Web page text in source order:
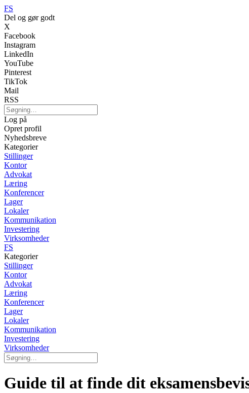
FS
Del og gør godt
X
Facebook
Instagram
LinkedIn
YouTube
Pinterest
TikTok
Mail
RSS
Log på
Opret profil
Nyhedsbreve
Kategorier
Stillinger
Kontor
Advokat
Læring
Konferencer
Lager
Lokaler
Kommunikation
Investering
Virksomheder
FS
Kategorier
Stillinger
Kontor
Advokat
Læring
Konferencer
Lager
Lokaler
Kommunikation
Investering
Virksomheder
Guide til at finde dit